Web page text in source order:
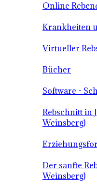
Online
Krankheiten
Virtueller
Bücher
Software -
Rebschnitt in
Weinsberg)
Der sanfte
Weinsberg)